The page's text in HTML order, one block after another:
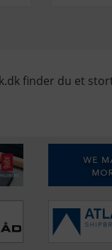
finder du et